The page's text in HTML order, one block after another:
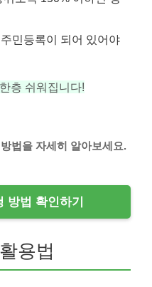
민등록이 되어 있어야
층 쉬워집니다!
법을 자세히 알아보세요.
방법 확인하기
용법